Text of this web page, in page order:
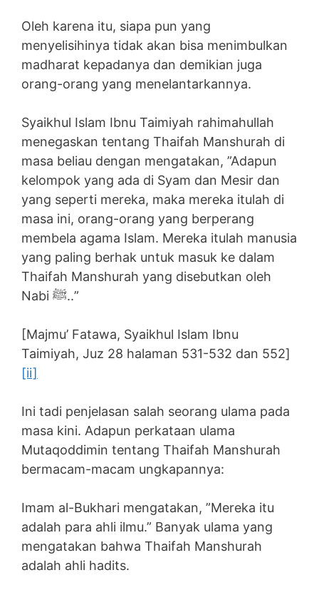
Oleh karena itu, siapa pun yang
menyelisihinya tidak akan bisa menimbulkan
madharat kepadanya dan demikian juga
orang-orang yang menelantarkannya.
Syaikhul Islam Ibnu Taimiyah rahimahullah
menegaskan tentang Thaifah Manshurah di
masa beliau dengan mengatakan, ”Adapun
kelompok yang ada di Syam dan Mesir dan
yang seperti mereka, maka mereka itulah di
masa ini, orang-orang yang berperang
membela agama Islam. Mereka itulah manusia
yang paling berhak untuk masuk ke dalam
Thaifah Manshurah yang disebutkan oleh
Nabi ﷺ..”
[Majmu’ Fatawa, Syaikhul Islam Ibnu
Taimiyah, Juz 28 halaman 531-532 dan 552]
[ii]
Ini tadi penjelasan salah seorang ulama pada
masa kini. Adapun perkataan ulama
Mutaqoddimin tentang Thaifah Manshurah
bermacam-macam ungkapannya:
Imam al-Bukhari mengatakan, ”Mereka itu
adalah para ahli ilmu.” Banyak ulama yang
mengatakan bahwa Thaifah Manshurah
adalah ahli hadits.